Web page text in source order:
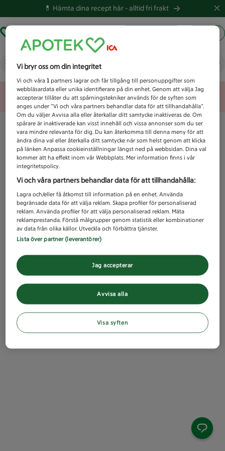
💊 Hämta dina recept här -alltid fri frakt
Vad letar du efter idag?
Unknown error
Vi bryr oss om din integritet
Vi och våra1 partners lagrar och får tillgång till personuppgifter som
webbläsardata eller unika identifierare på din enhet. Genom att välja Jag
accepterar tillåter du att spårningstekniker används för de syften som
anges under ”Vi och våra partners behandlar data för att tillhandahålla”.
Om du väljer Avvisa alla eller återkallar ditt samtycke inaktiveras de. Om
spårare är inaktiverade kan visst innehåll och vissa annonser som du ser
vara mindre relevanta för dig. Du kan återkomma till denna meny för att
ändra dina val eller återkalla ditt samtycke när som helst genom att klicka
på länken Anpassa cookieinställningar längst ned på webbsidan. Dina val
kommer att ha effekt inom vår Webbplats. Mer information finns i vår
integritetspolicy.
Vi och våra partners behandlar data för att tillhandahålla:
Lagra och/eller få åtkomst till information på en enhet. Använda
begränsade data för att välja reklam. Skapa profiler för personaliserad
reklam. Använda profiler för att välja personaliserad reklam. Mäta
reklamprestanda. Förstå målgrupper genom statistik eller kombinationer
av data från olika källor. Utveckla och förbättra tjänster.
Lista över partner (leverantörer)
Avvisa alla
Jag accepterar
Visa syften